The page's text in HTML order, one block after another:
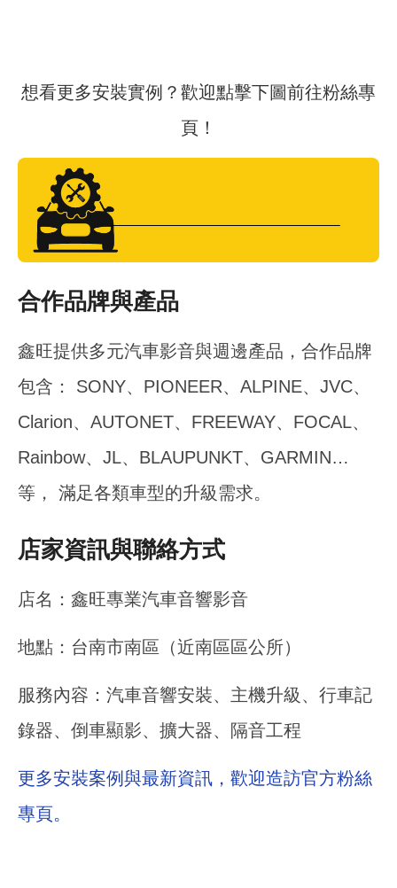
想看更多安裝實例？歡迎點擊下圖前往粉絲專
頁！
合作品牌與產品
鑫旺提供多元汽車影音與週邊產品，合作品牌
包含： SONY、PIONEER、ALPINE、JVC、
Clarion、AUTONET、FREEWAY、FOCAL、
Rainbow、JL、BLAUPUNKT、GARMIN…
等， 滿足各類車型的升級需求。
店家資訊與聯絡方式
店名：鑫旺專業汽車音響影音
地點：台南市南區（近南區區公所）
服務內容：汽車音響安裝、主機升級、行車記
錄器、倒車顯影、擴大器、隔音工程
更多安裝案例與最新資訊，歡迎造訪官方粉絲
專頁。